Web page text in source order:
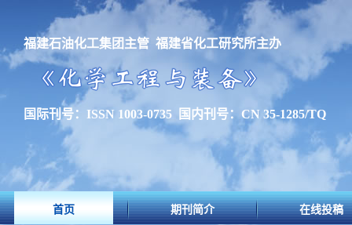
福建石油化工集团主管 福建省化工研究所主办
国际刊号：ISSN 1003-0735 国内刊号：CN 35-1285/TQ
首页 期刊简介 在线投稿